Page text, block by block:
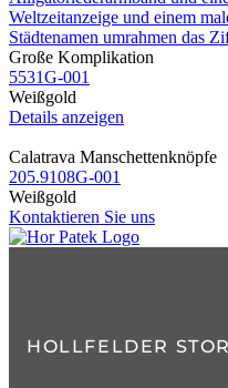
Große Komplikation
5531G​-001
Weißgold
Details anzeigen
Calatrava Manschettenknöpfe
205.9108G​-001
Weißgold
Kontaktieren Sie uns
HOLLFELDER